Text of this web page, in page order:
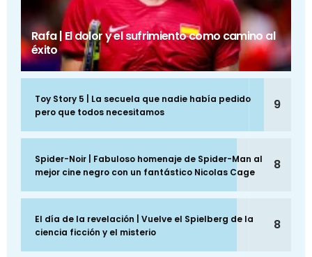
Rafa | El dolor y el sufrimiento como camino al
éxito
Toy Story 5 | La secuela que nadie había pedido
pero que todos necesitamos
9
Spider-Noir | Fabuloso homenaje de Spider-Man al
mejor cine negro con un fantástico Nicolas Cage
8
El día de la revelación | Vuelve el Spielberg de la
ciencia ficción y el misterio
8